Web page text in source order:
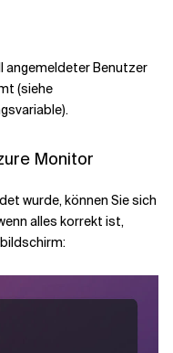
angemeldeter Benutzer
(siehe
Monitor
wurde, können Sie sich
alles korrekt ist,